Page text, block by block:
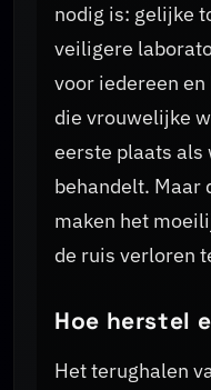
nodig is: gelijke
veiligere
voor iedereen
die vrouwelijke
eerste plaats als
behandelt. Maar
maken het
de ruis verloren
Hoe herstel
Het terughalen